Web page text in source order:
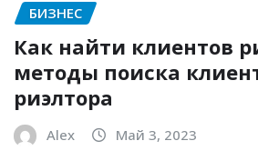
БИЗНЕС
Как найти клиентов
методы поиска
риэлтора
Alex Май 3, 2023